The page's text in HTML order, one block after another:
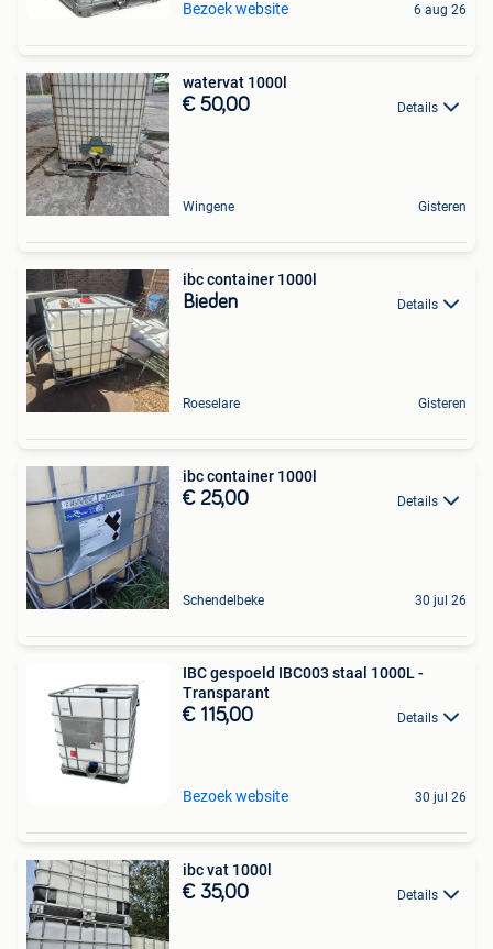
Bezoek website 6 aug 26
watervat 1000l
€ 50,00 Details
Wingene Gisteren
ibc container 1000l
Bieden Details
Roeselare Gisteren
ibc container 1000l
€ 25,00 Details
Schendelbeke 30 jul 26
IBC gespoeld IBC003 staal 1000L -
Transparant
€ 115,00 Details
Bezoek website 30 jul 26
ibc vat 1000l
€ 35,00 Details